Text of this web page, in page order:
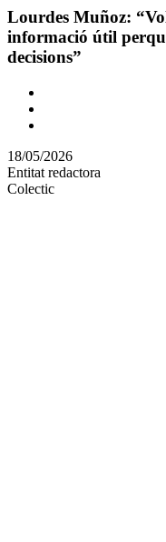
la
notícia
Lourdes Muñoz:
informació útil
decisions”
Comparteix
altres
xarxes
socials
18/05/2026
Entitat redactora
Colectic